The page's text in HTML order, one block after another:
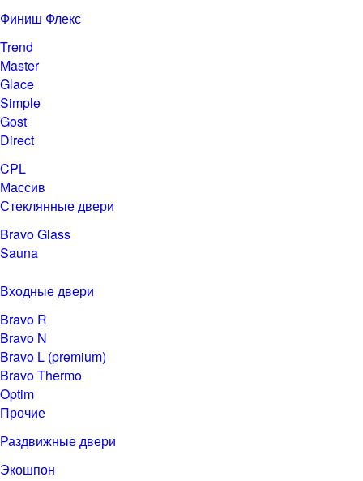
Финиш Флекс
Trend
Master
Glace
Simple
Gost
Direct
CPL
Массив
Стеклянные двери
Bravo Glass
Sauna
Входные двери
Bravo R
Bravo N
Bravo L (premium)
Bravo Thermo
Optim
Прочие
Раздвижные двери
Экошпон